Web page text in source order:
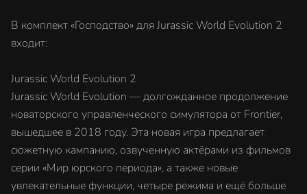
В комплект «Господство» для Jurassic World Evolution 2
входит:
Jurassic World Evolution 2
Jurassic World Evolution — долгожданное продолжение
новаторского управленческого симулятора от Frontier,
вышедшее в 2018 году. Эта новая игра предлагает
сюжетную кампанию, озвученную актёрами из фильмов
серии «Мир юрского периода», а также новые
увлекательные функции, четыре режима и ещё больше